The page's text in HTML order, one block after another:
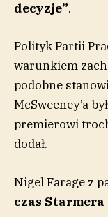
decyzje”.
Polityk Partii
warunkiem
podobne
McSweeney’a
premierowi
dodał.
Nigel Farage z
czas